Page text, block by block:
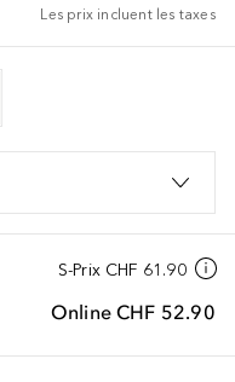
Les prix incluent les taxes
S-Prix CHF 61.90
Online CHF 52.90